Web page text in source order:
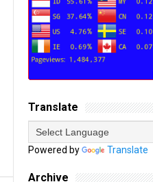
Translate
Powered by Translate
Archive